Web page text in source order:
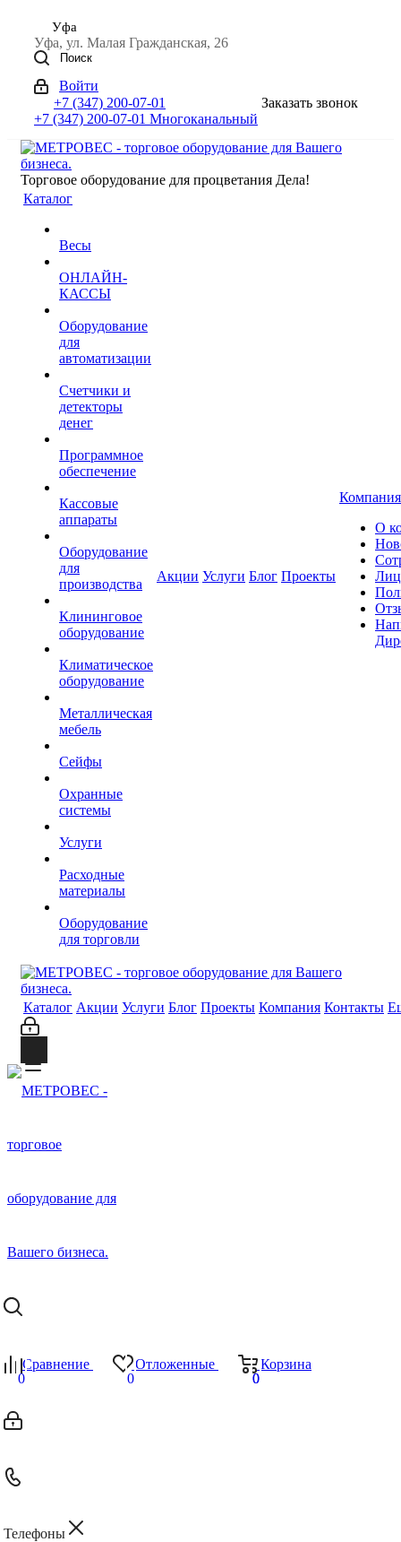
Уфа
Уфа, ул. Малая Гражданская, 26
Поиск
Войти
+7 (347) 200-07-01
+7 (347) 200-07-01 Многоканальный
Заказать звонок
Торговое оборудование для процветания Дела!
Каталог
Весы
ОНЛАЙН-
КАССЫ
Оборудование
для
автоматизации
Счетчики и
детекторы
денег
Программное
обеспечение
Кассовые
аппараты
Оборудование
для
производства
Клининговое
оборудование
Климатическое
оборудование
Металлическая
мебель
Сейфы
Охранные
системы
Услуги
Расходные
материалы
Оборудование
для торговли
Акции Услуги Блог Проекты
Компания
О
Каталог Акции Услуги Блог Проекты Компания Контакты
Сравнение
0
Отложенные
0
Корзина
0
0
Телефоны